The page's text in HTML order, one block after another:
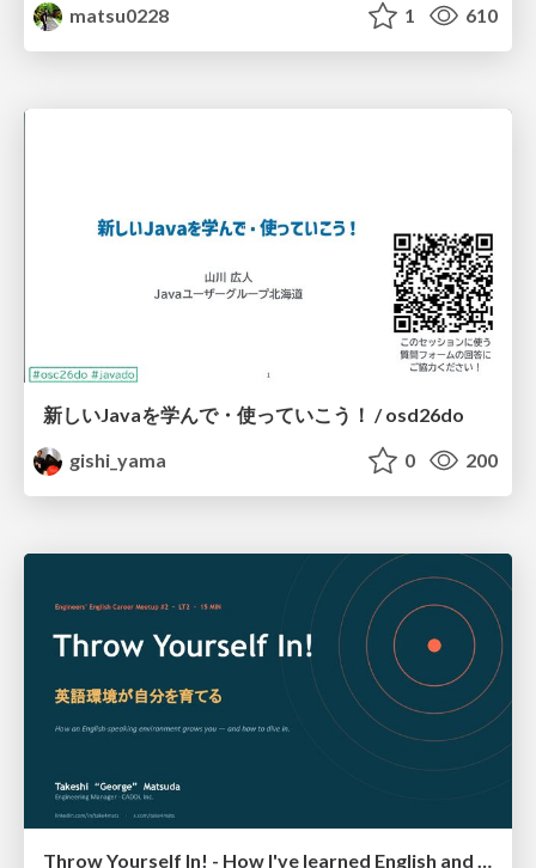
matsu0228 1 610
新しいJavaを学んで・使っていこう！ / osd26do
gishi_yama
0 200